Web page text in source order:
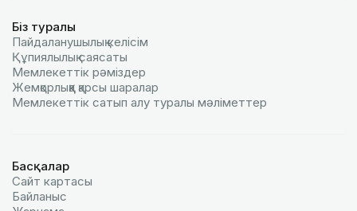
Біз туралы
Пайдаланушылық келiciм
Құпиялылық саясаты
Мемлекеттік рәміздер
Жемқорлыққа қарсы шаралар
Мемлекеттік сатып алу туралы мәлiметтер
Басқалар
Сайт картасы
Байланыс